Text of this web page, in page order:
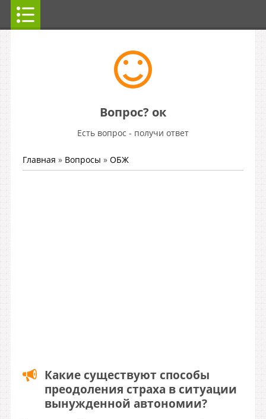
Вопрос? ок
Есть вопрос - получи ответ
Главная » Вопросы » ОБЖ
Какие существуют способы
преодоления страха в ситуации
вынужденной автономии?